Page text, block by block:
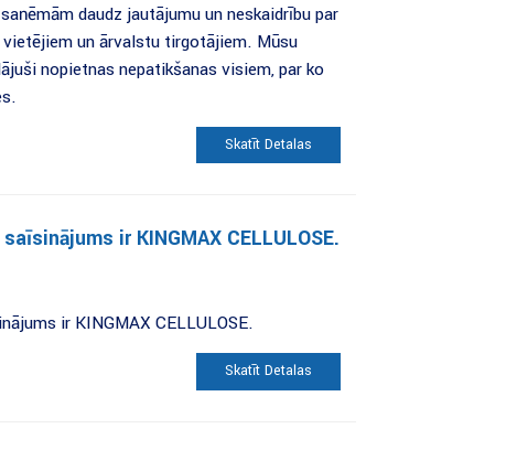
daudz jautājumu un neskaidrību par
vietējiem un ārvalstu tirgotājiem. Mūsu
nopietnas nepatikšanas visiem, par ko
Skatīt Detaļas
ir KINGMAX CELLULOSE.
ir KINGMAX CELLULOSE.
Skatīt Detaļas